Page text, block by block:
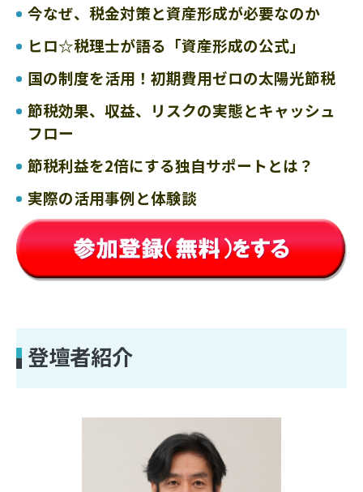
今なぜ、税金対策と資産形成が必要なのか
ヒロ☆税理士が語る「資産形成の公式」
国の制度を活用！初期費用ゼロの太陽光節税
節税効果、収益、リスクの実態とキャッシュ
フロー
節税利益を2倍にする独自サポートとは？
実際の活用事例と体験談
登壇者紹介